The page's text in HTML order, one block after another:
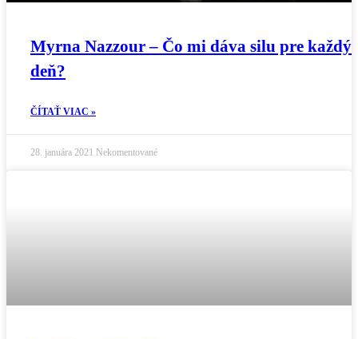
Myrna Nazzour – Čo mi dáva silu pre každý
deň?
ČÍTAŤ VIAC »
28. januára 2021 Nekomentované